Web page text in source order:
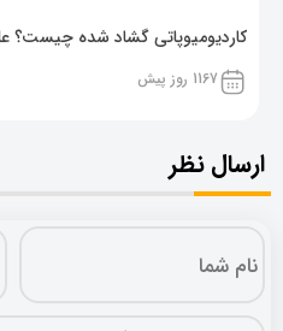
کاردیومیوپاتی گشاد شده چیست؟
1167 روز پیش
ارسال نظر